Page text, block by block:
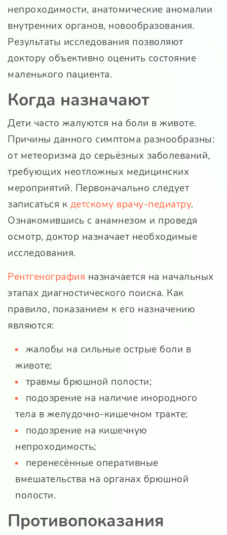
непроходимости, анатомические аномалии
внутренних органов, новообразования.
Результаты исследования позволяют
доктору объективно оценить состояние
маленького пациента.
Когда назначают
Дети часто жалуются на боли в животе.
Причины данного симптома разнообразны:
от метеоризма до серьёзных заболеваний,
требующих неотложных медицинских
мероприятий. Первоначально следует
записаться к детскому врачу-педиатру.
Ознакомившись с анамнезом и проведя
осмотр, доктор назначает необходимые
исследования.
Рентгенография назначается на начальных
этапах диагностического поиска. Как
правило, показанием к его назначению
являются:
жалобы на сильные острые боли в
животе;
травмы брюшной полости;
подозрение на наличие инородного
тела в желудочно-кишечном тракте;
подозрение на кишечную
непроходимость;
перенесённые оперативные
вмешательства на органах брюшной
полости.
Противопоказания